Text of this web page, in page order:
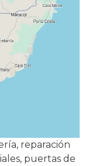
reparación
puertas de